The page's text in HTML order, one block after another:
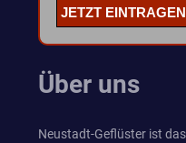
Über uns
Neustadt-Geflüster ist